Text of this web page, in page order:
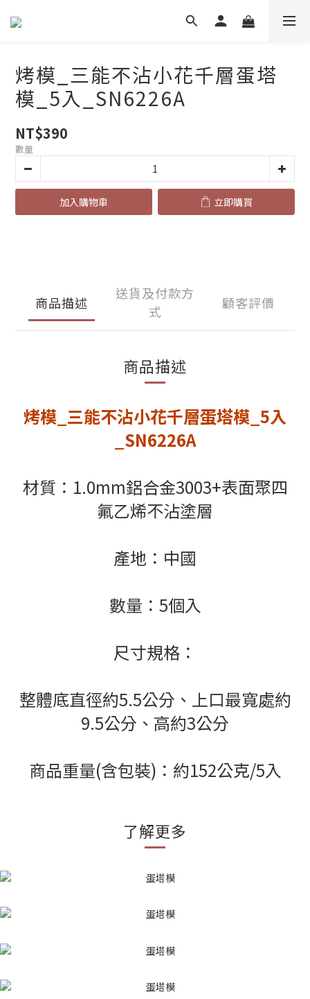
烤模_三能不沾小花千層蛋塔
模_5入_SN6226A
NT$390
數量
加入購物車 立即購買
商品描述
送貨及付款方
式
顧客評價
商品描述
烤模_三能不沾小花千層蛋塔模_5入
_SN6226A
材質：1.0mm鋁合金3003+表面聚四
氟乙烯不沾塗層
產地：中國
數量：5個入
尺寸規格：
整體底直徑約5.5公分、上口最寬處約
9.5公分、高約3公分
商品重量(含包裝)：約152公克/5入
了解更多